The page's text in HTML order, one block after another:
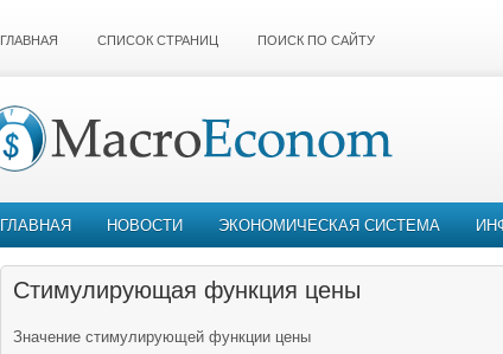
ГЛАВНАЯ СПИСОК СТРАНИЦ ПОИСК ПО САЙТУ
ГЛАВНАЯ НОВОСТИ ЭКОНОМИЧЕСКАЯ СИСТЕМА
Стимулирующая функция цены
Значение стимулирующей функции цены